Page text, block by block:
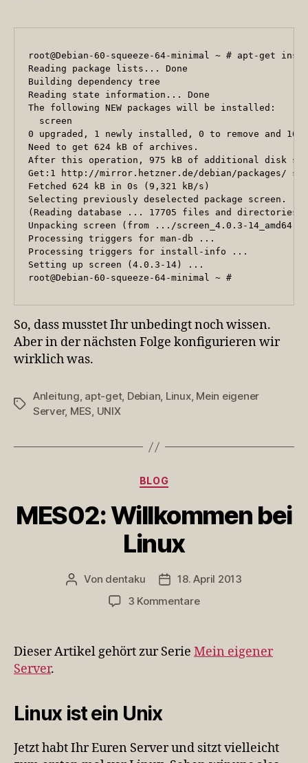
root@Debian-60-squeeze-64-minimal ~ # apt-get
Reading package lists... Done
Building dependency tree
Reading state information... Done
The following NEW packages will be installed:
  screen
0 upgraded, 1 newly installed, 0 to remove and 16
Need to get 624 kB of archives.
After this operation, 975 kB of additional disk
Get:1 http://mirror.hetzner.de/debian/packages/
Fetched 624 kB in 0s (9,321 kB/s)
Selecting previously deselected package screen.
(Reading database ... 17705 files and
Unpacking screen (from .../screen_4.0.3-
Processing triggers for man-db ...
Processing triggers for install-info ...
Setting up screen (4.0.3-14) ...
root@Debian-60-squeeze-64-minimal ~ #
So, dass musstet Ihr unbedingt noch wissen.
Aber in der nächsten Folge konfigurieren wir
wirklich was.
Schlagwörter
Anleitung, apt-get, Debian, Linux, Mein eigener
Server, MES, UNIX
Kategorien
BLOG
MES02: Willkommen bei
Linux
Beitragsautor
Von dentaku Veröffentlichungsdatum
18. April 2013
3 Kommentarezu
bei
Linux
Dieser Artikel gehört zur Serie Mein eigener
Server.
Linux ist ein Unix
Jetzt habt Ihr Euren Server und sitzt vielleicht